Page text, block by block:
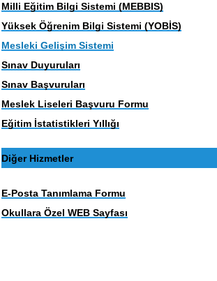
Milli Eğitim Bilgi Sistemi (MEBBIS)
Yüksek Öğrenim Bilgi Sistemi (YOBİS)
Mesleki Gelişim Sistemi
Sınav Duyuruları
Sınav Başvuruları
Meslek Liseleri Başvuru Formu
Eğitim İstatistikleri Yıllığı
Diğer Hizmetler
E-Posta Tanımlama Formu
Okullara Özel WEB Sayfası